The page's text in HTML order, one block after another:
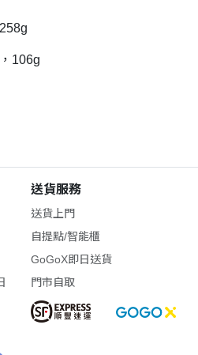
106g
送貨服務
送貨上門
自提點/智能櫃
GoGoX即日送貨
門市自取